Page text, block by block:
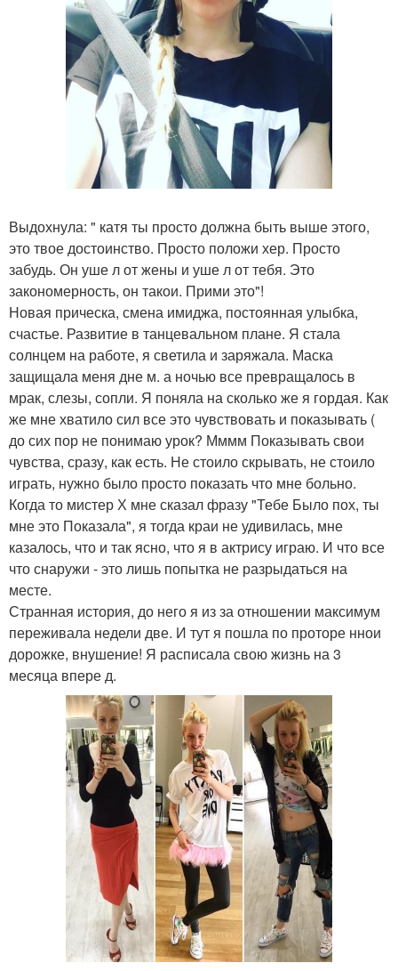
Выдохнула: " катя ты просто должна быть выше этого,
это твое достоинство. Просто положи хер. Просто
забудь. Он уше л от жены и уше л от тебя. Это
закономерность, он такои. Прими это"!
Новая прическа, смена имиджа, постоянная улыбка,
счастье. Развитие в танцевальном плане. Я стала
солнцем на работе, я светила и заряжала. Маска
защищала меня дне м. а ночью все превращалось в
мрак, слезы, сопли. Я поняла на сколько же я гордая. Как
же мне хватило сил все это чувствовать и показывать (
до сих пор не понимаю урок? Мммм Показывать свои
чувства, сразу, как есть. Не стоило скрывать, не стоило
играть, нужно было просто показать что мне больно.
Когда то мистер Х мне сказал фразу "Тебе Было пох, ты
мне это Показала", я тогда краи не удивилась, мне
казалось, что и так ясно, что я в актрису играю. И что все
что снаружи - это лишь попытка не разрыдаться на
месте.
Странная история, до него я из за отношении максимум
переживала недели две. И тут я пошла по проторе ннои
дорожке, внушение! Я расписала свою жизнь на 3
месяца впере д.